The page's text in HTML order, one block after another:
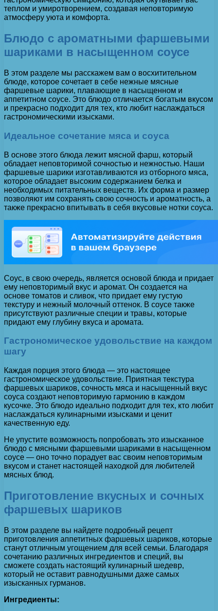
теплом и умиротворением, создавая неповторимую
атмосферу уюта и комфорта.
Блюдо с ароматными фаршевыми
шариками в насыщенном соусе
В этом разделе мы расскажем вам о восхитительном
блюде, которое сочетает в себе нежные мясные
фаршевые шарики, плавающие в насыщенном и
аппетитном соусе. Это блюдо отличается богатым вкусом
и прекрасно подходит для тех, кто любит наслаждаться
гастрономическими изысками.
Идеальное сочетание мяса и соуса
В основе этого блюда лежит мясной фарш, который
обладает неповторимой сочностью и нежностью. Наши
фаршевые шарики изготавливаются из отборного мяса,
которое обладает высоким содержанием белка и
необходимых питательных веществ. Их форма и размер
позволяют им сохранять свою сочность и ароматность, а
также прекрасно впитывать в себя вкусовые нотки соуса.
Соус, в свою очередь, является основой блюда и придает
ему неповторимый вкус и аромат. Он создается на
основе томатов и сливок, что придает ему густую
текстуру и нежный молочный оттенок. В соусе также
присутствуют различные специи и травы, которые
придают ему глубину вкуса и аромата.
Гастрономическое удовольствие на каждом
шагу
Каждая порция этого блюда — это настоящее
гастрономическое удовольствие. Приятная текстура
фаршевых шариков, сочность мяса и насыщенный вкус
соуса создают неповторимую гармонию в каждом
кусочке. Это блюдо идеально подходит для тех, кто любит
наслаждаться кулинарными изысками и ценит
качественную еду.
Не упустите возможность попробовать это изысканное
блюдо с мясными фаршевыми шариками в насыщенном
соусе — оно точно порадует вас своим неповторимым
вкусом и станет настоящей находкой для любителей
мясных блюд.
Приготовление вкусных и сочных
фаршевых шариков
В этом разделе вы найдете подробный рецепт
приготовления аппетитных фаршевых шариков, которые
станут отличным угощением для всей семьи. Благодаря
сочетанию различных ингредиентов и специй, вы
сможете создать настоящий кулинарный шедевр,
который не оставит равнодушными даже самых
изысканных гурманов.
Ингредиенты: